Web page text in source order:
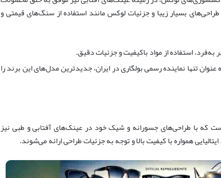
بسیار زیبا و جزئیات لوکس مانند استفاده از سنگ‌های قیمتی و
استفاده از مواد باکیفیت و جزئیات دقیق.
تنها نماینده رسمی بولگاری در ایران، جدیدترین مدل‌های این برند را
که با طراحی‌های جسورانه و شیک خود در عینک‌های آفتابی و طبی نیز
همواره با کیفیت بالا و توجه به جزئیات طراحی ارائه می‌شوند.